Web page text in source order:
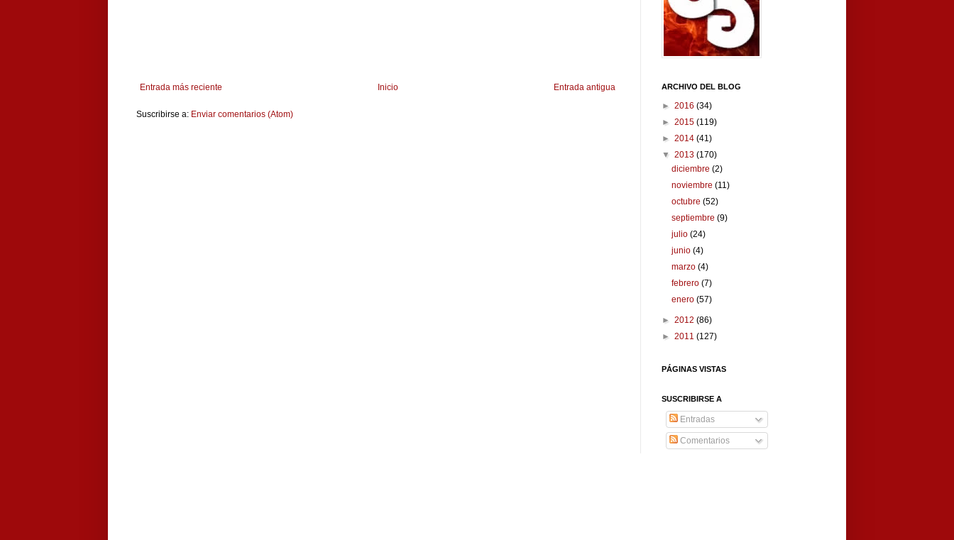
Entrada más reciente Entrada antigua
Inicio
Suscribirse a: Enviar comentarios (Atom)
ARCHIVO DEL BLOG
► 2016 (34)
► 2015 (119)
► 2014 (41)
▼ 2013 (170)
diciembre(2)
noviembre(11)
octubre(52)
septiembre(9)
julio(24)
junio(4)
marzo(4)
febrero(7)
enero(57)
► 2012 (86)
► 2011 (127)
PÁGINAS VISTAS
SUSCRIBIRSE A
Entradas
Comentarios